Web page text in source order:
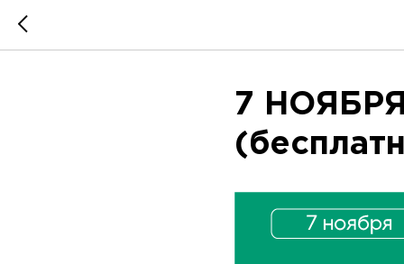
7